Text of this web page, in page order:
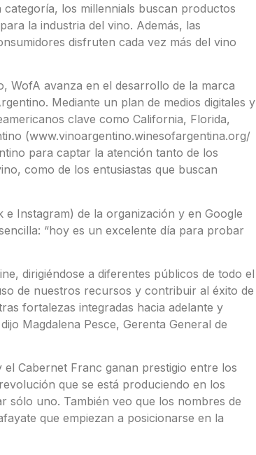
los millennials buscan productos
la industria del vino. Además, las
disfruten cada vez más del vino
WofA avanza en el desarrollo de la marca
Mediante un plan de medios digitales y
clave como California, Florida,
(www.vinoargentino.winesofargentina.org/
para captar la atención tanto de los
como de los entusiastas que buscan
Instagram) de la organización y en Google
“hoy es un excelente día para probar
dirigiéndose a diferentes públicos de todo el
de nuestros recursos y contribuir al éxito de
fortalezas integradas hacia adelante y
Magdalena Pesce, Gerenta General de
Cabernet Franc ganan prestigio entre los
que se está produciendo en los
sólo uno. También veo que los nombres de
que empiezan a posicionarse en la